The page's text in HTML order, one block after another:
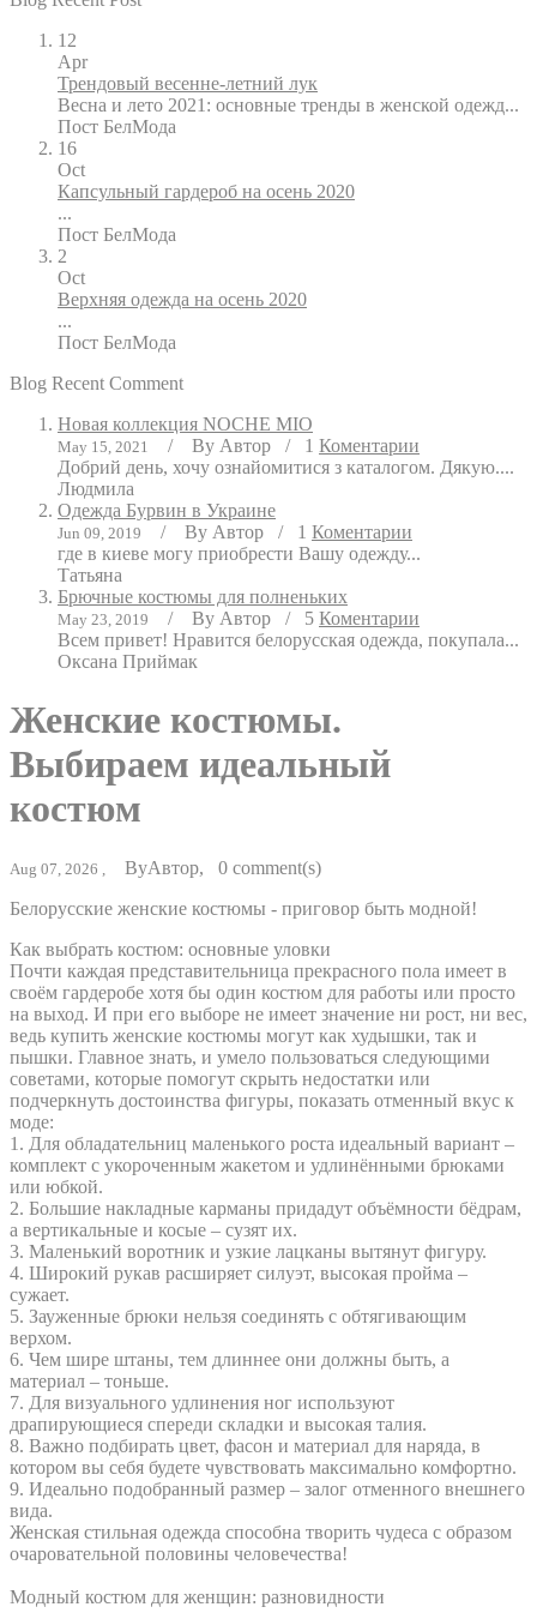
12
Apr
Трендовый весенне-летний лук
Весна и лето 2021: основные тренды в женской одежд...
Пост БелМода
16
Oct
Капсульный гардероб на осень 2020
...
Пост БелМода
2
Oct
Верхняя одежда на осень 2020
...
Пост БелМода
Blog Recent Comment
Новая коллекция NOCHE MIO
May 15, 2021 / By Автор / 1 Коментарии
Добрий день, хочу ознайомитися з каталогом. Дякую....
Людмила
Одежда Бурвин в Украине
Jun 09, 2019 / By Автор / 1 Коментарии
где в киеве могу приобрести Вашу одежду...
Татьяна
Брючные костюмы для полненьких
May 23, 2019 / By Автор / 5 Коментарии
Всем привет! Нравится белорусская одежда, покупала...
Оксана Приймак
Женские костюмы.
Выбираем идеальный
костюм
Aug 07, 2026 , ByАвтор, 0 comment(s)
Белорусские женские костюмы - приговор быть модной!
Как выбрать костюм: основные уловки
Почти каждая представительница прекрасного пола имеет в
своём гардеробе хотя бы один костюм для работы или просто
на выход. И при его выборе не имеет значение ни рост, ни вес,
ведь купить женские костюмы могут как худышки, так и
пышки. Главное знать, и умело пользоваться следующими
советами, которые помогут скрыть недостатки или
подчеркнуть достоинства фигуры, показать отменный вкус к
моде:
1. Для обладательниц маленького роста идеальный вариант –
комплект с укороченным жакетом и удлинёнными брюками
или юбкой.
2. Большие накладные карманы придадут объёмности бёдрам,
а вертикальные и косые – сузят их.
3. Маленький воротник и узкие лацканы вытянут фигуру.
4. Широкий рукав расширяет силуэт, высокая пройма –
сужает.
5. Зауженные брюки нельзя соединять с обтягивающим
верхом.
6. Чем шире штаны, тем длиннее они должны быть, а
материал – тоньше.
7. Для визуального удлинения ног используют
драпирующиеся спереди складки и высокая талия.
8. Важно подбирать цвет, фасон и материал для наряда, в
котором вы себя будете чувствовать максимально комфортно.
9. Идеально подобранный размер – залог отменного внешнего
вида.
Женская стильная одежда способна творить чудеса с образом
очаровательной половины человечества!
Модный костюм для женщин: разновидности